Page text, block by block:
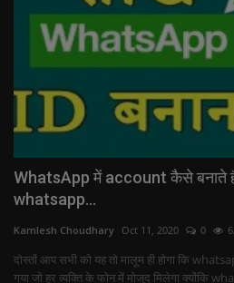
WhatsApp में account कैसे
whatsapp...
Kamlesh Choudhary Oct 11, 2020 0
दोस्तों आप सभी को यह तो मालूम ही होगा कि
गया जो हर व्यक्ति के फोन में मोजुद मिलेगा क्योंकि